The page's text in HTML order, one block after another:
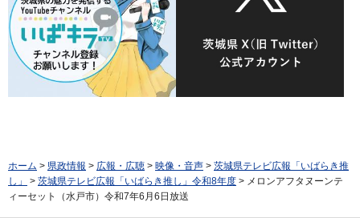
ホーム > 県政情報 > 広報・広聴 > 映像・音声 > 茨城県テレビ広報「いばらき推
し」
> 茨城県テレビ広報「いばらき推し」令和8年度 > メロンアフタヌーンテ
ィーセット（水戸市）令和7年6月6日放送